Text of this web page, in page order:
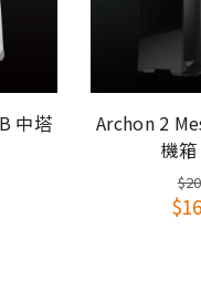
想辦理退貨，因本系列
無法回收使用，需要自
中塔
Archon 2
機